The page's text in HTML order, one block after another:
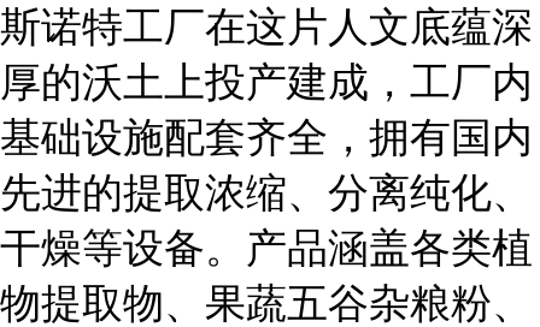
斯诺特工厂在这片人文底蕴深
厚的沃土上投产建成，工厂内
基础设施配套齐全，拥有国内
先进的提取浓缩、分离纯化、
干燥等设备。产品涵盖各类植
物提取物、果蔬五谷杂粮粉、